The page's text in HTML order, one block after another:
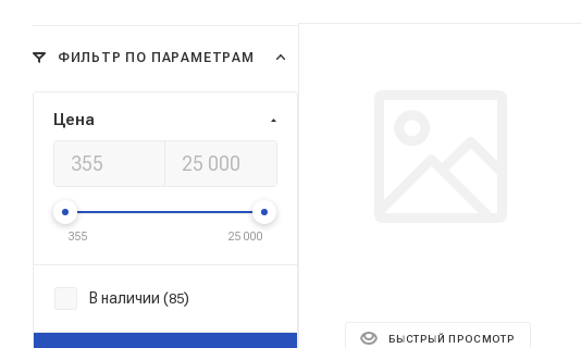
БЫСТРЫЙ ПРОСМОТР
ФИЛЬТР ПО ПАРАМЕТРАМ
Цена
355 25 000
В наличии (85)